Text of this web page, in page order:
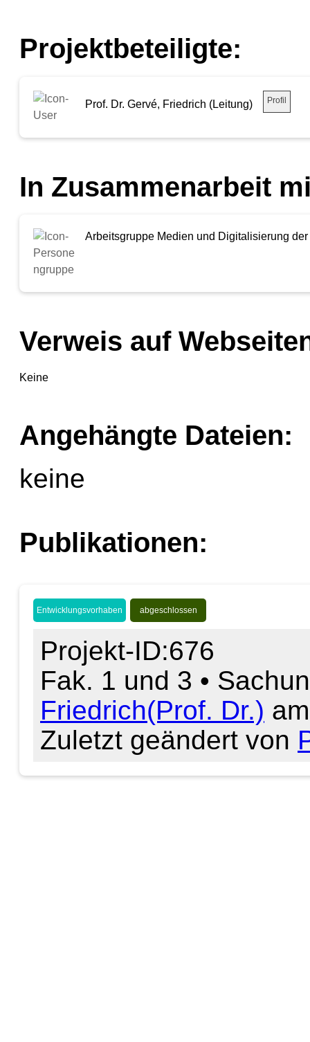
Projektbeteiligte:
Prof. Dr. Gervé, Friedrich (Leitung) Profil
In Zusammenarbeit
Arbeitsgruppe Medien und Digitalisierung
Verweis auf
Keine
Angehängte Dateien:
keine
Publikationen:
Entwicklungsvorhaben abgeschlossen
Projekt-ID:676
Fak. 1 und 3 •
Friedrich(Prof. Dr.)
Zuletzt geändert von